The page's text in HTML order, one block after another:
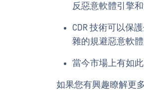
反惡意軟體引擎
CDR 技術可以保
雜的規避惡意軟體
當今市場上有如
如果您有興趣瞭解更多